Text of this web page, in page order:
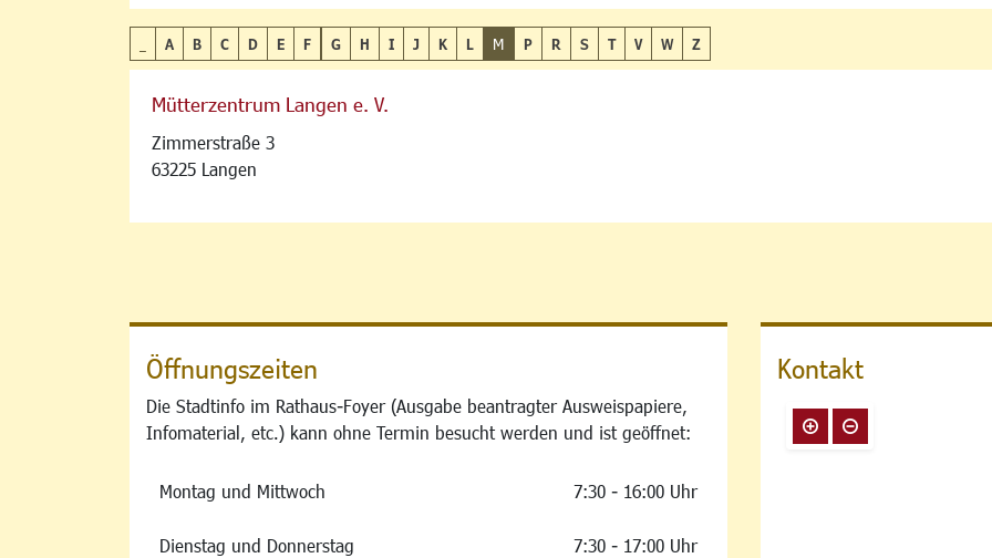
A B C D E F G H I J K L M P R S T V W Z
Mütterzentrum Langen e. V.
Zimmerstraße 3
63225 Langen
Öffnungszeiten
Die Stadtinfo im Rathaus-Foyer (Ausgabe beantragter Ausweispapiere,
Infomaterial, etc.) kann ohne Termin besucht werden und ist geöffnet:
Montag und Mittwoch 7:30 - 16:00 Uhr
Dienstag und Donnerstag 7:30 - 17:00 Uhr
Kontakt